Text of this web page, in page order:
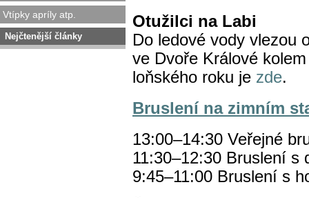
Vtípky apríly atp.
Nejčtenější články
Otužilci na Labi
Do ledové vody vlezou
ve Dvoře Králové
loňského roku je zde.
Bruslení na zimním
13:00–14:30 Veřejné
11:30–12:30 Bruslení s
9:45–11:00 Bruslení s